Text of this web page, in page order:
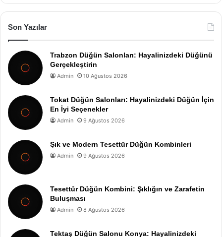
Son Yazılar
Trabzon Düğün Salonları: Hayalinizdeki Düğünü
Gerçekleştirin
Admin 10 Ağustos 2026
Tokat Düğün Salonları: Hayalinizdeki Düğün İçin
En İyi Seçenekler
Admin 9 Ağustos 2026
Şık ve Modern Tesettür Düğün Kombinleri
Admin 9 Ağustos 2026
Tesettür Düğün Kombini: Şıklığın ve Zarafetin
Buluşması
Admin 8 Ağustos 2026
Tektaş Düğün Salonu Konya: Hayalinizdeki